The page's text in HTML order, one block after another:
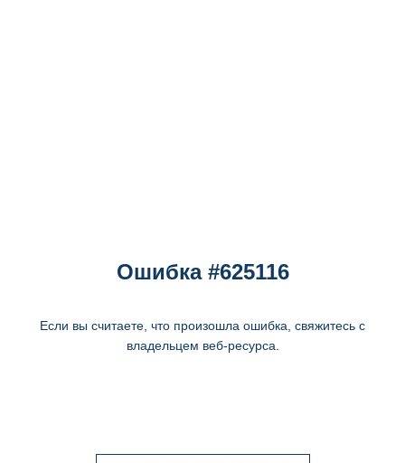
Ошибка #625116
Если вы считаете, что произошла ошибка, свяжитесь с
владельцем веб-ресурса.